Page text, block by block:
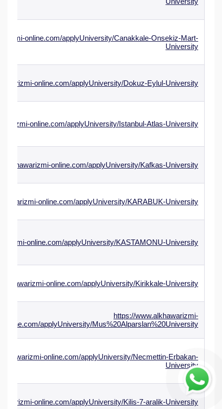
online.com/applyUniversity/Canakkale-Onsekiz-Mart-
University
online.com/applyUniversity/Dokuz-Eylul-University
online.com/applyUniversity/Istanbul-Atlas-University
online.com/applyUniversity/Kafkas-University
online.com/applyUniversity/KARABUK-University
online.com/applyUniversity/KASTAMONU-University
online.com/applyUniversity/Kirikkale-University
https://www.alkhawarizmi-
online.com/applyUniversity/Mus%20Alparslan%20University
online.com/applyUniversity/Necmettin-Erbakan-
University
online.com/applyUniversity/Kilis-7-aralik-University